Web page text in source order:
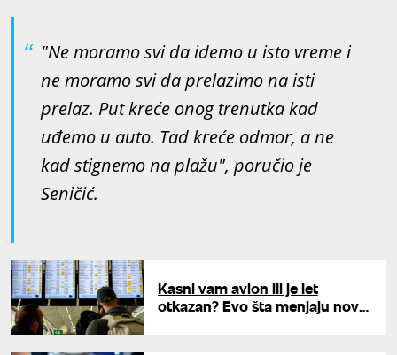
"Ne moramo svi da idemo u isto vreme i
ne moramo svi da prelazimo na isti
prelaz. Put kreće onog trenutka kad
uđemo u auto. Tad kreće odmor, a ne
kad stignemo na plažu", poručio je
Seničić.
Kasni vam avion ili je let
otkazan? Evo šta menjaju nova